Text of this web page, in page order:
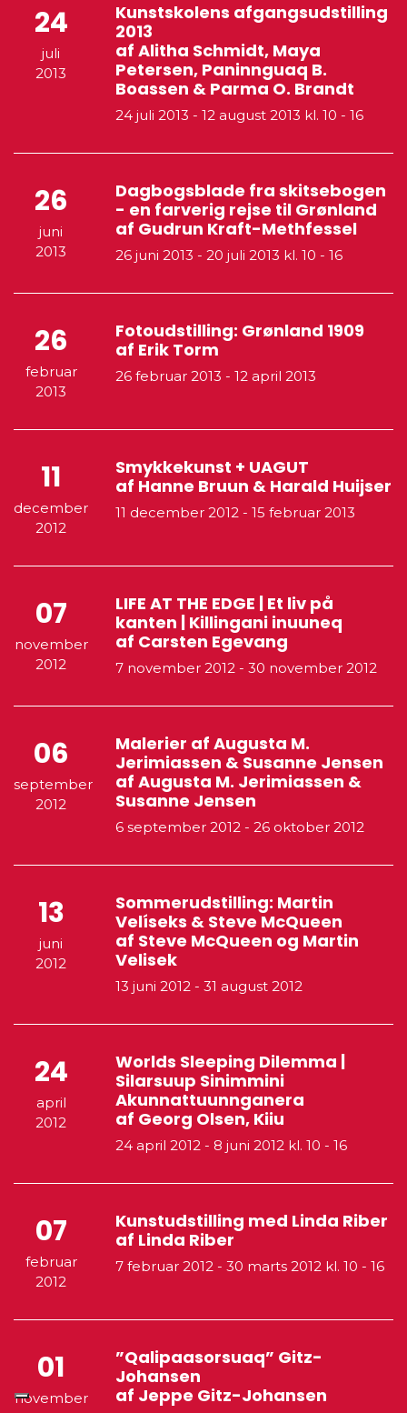
24
juli
2013
Kunstskolens afgangsudstilling
2013
af Alitha Schmidt, Maya
Petersen, Paninnguaq B.
Boassen & Parma O. Brandt
24 juli 2013 - 12 august 2013 kl. 10 - 16
26
juni
2013
Dagbogsblade fra skitsebogen
- en farverig rejse til Grønland
af Gudrun Kraft-Methfessel
26 juni 2013 - 20 juli 2013 kl. 10 - 16
26
februar
2013
Fotoudstilling: Grønland 1909
af Erik Torm
26 februar 2013 - 12 april 2013
11
december
2012
Smykkekunst + UAGUT
af Hanne Bruun & Harald Huijser
11 december 2012 - 15 februar 2013
07
november
2012
LIFE AT THE EDGE | Et liv på
kanten | Killingani inuuneq
af Carsten Egevang
7 november 2012 - 30 november 2012
06
september
2012
Malerier af Augusta M.
Jerimiassen & Susanne Jensen
af Augusta M. Jerimiassen &
Susanne Jensen
6 september 2012 - 26 oktober 2012
13
juni
2012
Sommerudstilling: Martin
Velíseks & Steve McQueen
af Steve McQueen og Martin
Velisek
13 juni 2012 - 31 august 2012
24
april
2012
Worlds Sleeping Dilemma |
Silarsuup Sinimmini
Akunnattuunnganera
af Georg Olsen, Kiiu
24 april 2012 - 8 juni 2012 kl. 10 - 16
07
februar
2012
Kunstudstilling med Linda Riber
af Linda Riber
7 februar 2012 - 30 marts 2012 kl. 10 - 16
01
november
”Qalipaasorsuaq” Gitz-
Johansen
af Jeppe Gitz-Johansen